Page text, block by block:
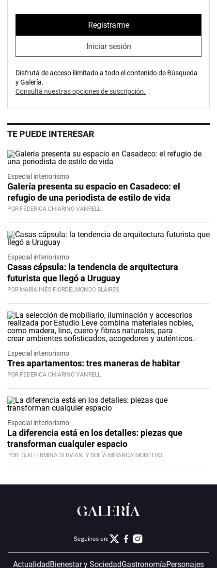
Registrarme
Iniciar sesión
Disfrutá de acceso ilimitado a todo el contenido de Búsqueda
y Galería.
Consultá nuestras opciones de suscripción.
TE PUEDE INTERESAR
Especial interiorismo
Galería presenta su espacio en Casadeco: el
refugio de una periodista de estilo de vida
POR FEDERICA CHIARINO VANRELL
Especial interiorismo
Casas cápsula: la tendencia de arquitectura
futurista que llegó a Uruguay
POR MARÍA INÉS FIORDELMONDO BLAIRES
Especial interiorismo
Tres apartamentos: tres maneras de habitar
POR FEDERICA CHIARINO VANRELL
Especial interiorismo
La diferencia está en los detalles: piezas que
transforman cualquier espacio
POR GUILLERMINA SERVIAN Y SOFÍA MIRANDA MONTERO
Seguinos en:
Actualidad Bienestar y SociedadGastronomíaPersonajes